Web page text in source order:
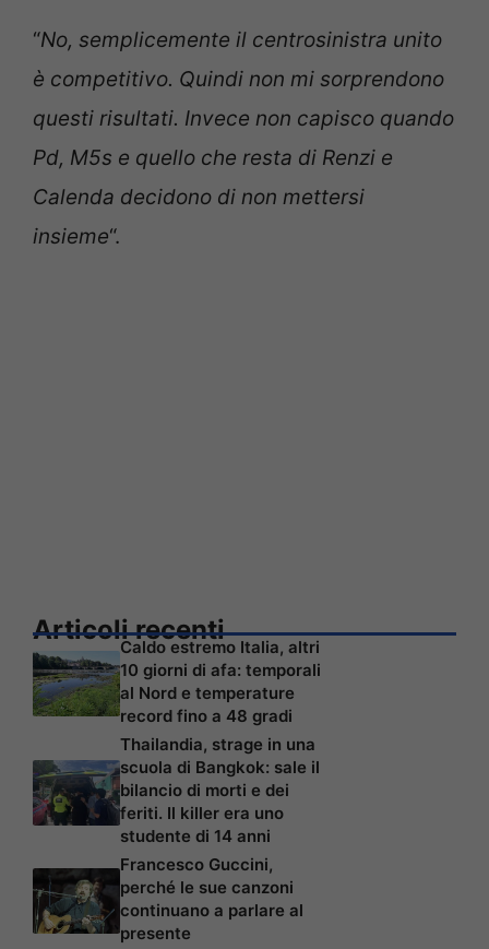
“No, semplicemente il centrosinistra unito
è competitivo. Quindi non mi sorprendono
questi risultati. Invece non capisco quando
Pd, M5s e quello che resta di Renzi e
Calenda decidono di non mettersi
insieme“.
Articoli recenti
Caldo estremo Italia, altri
10 giorni di afa: temporali
al Nord e temperature
record fino a 48 gradi
Thailandia, strage in una
scuola di Bangkok: sale il
bilancio di morti e dei
feriti. Il killer era uno
studente di 14 anni
Francesco Guccini,
perché le sue canzoni
continuano a parlare al
presente